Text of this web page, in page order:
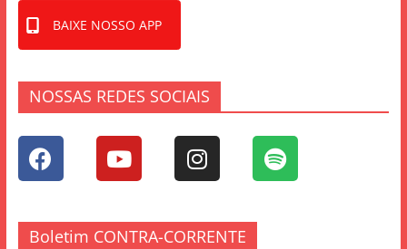
BAIXE NOSSO APP
NOSSAS REDES SOCIAIS
Boletim CONTRA-CORRENTE